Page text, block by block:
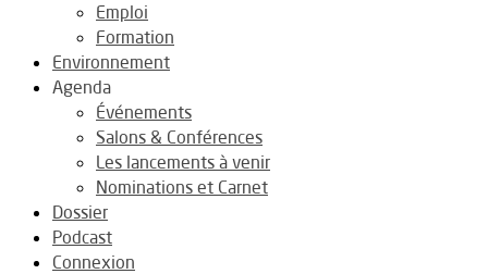
Emploi
Formation
Environnement
Agenda
Événements
Salons & Conférences
Les lancements à venir
Nominations et Carnet
Dossier
Podcast
Connexion